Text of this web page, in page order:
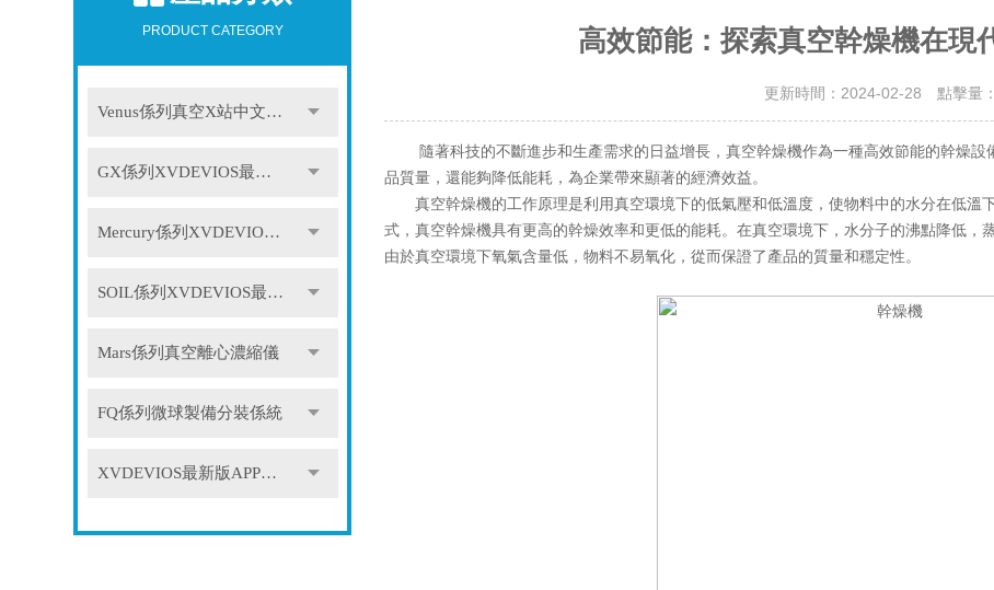
PRODUCT CATEGORY
Venus係列真空X站中文免费版
GX係列XVDEVIOS最新版APP下载
Mercury係列XVDEVIOS最新版APP下载
SOIL係列XVDEVIOS最新版APP下载
Mars係列真空離心濃縮儀
FQ係列微球製備分裝係統
XVDEVIOS最新版APP下载配件
高效節能：探索真空幹燥機在現
更新時間：2024-02-28 點擊量：
隨著科技的不斷進步和生產需求的日益增長，真空幹燥機作為一種高效節能的幹燥設
品質量，還能夠降低能耗，為企業帶來顯著的經濟效益。
真空幹燥機的工作原理是利用真空環境下的低氣壓和低溫度，使物料中的水分在低溫
式，真空幹燥機具有更高的幹燥效率和更低的能耗。在真空環境下，水分子的沸點降低，
由於真空環境下氧氣含量低，物料不易氧化，從而保證了產品的質量和穩定性。